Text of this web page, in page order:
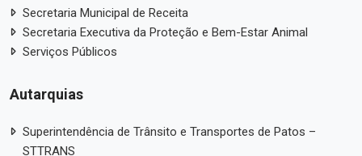
Secretaria Municipal de Receita
Secretaria Executiva da Proteção e Bem-Estar Animal
Serviços Públicos
Autarquias
Superintendência de Trânsito e Transportes de Patos –
STTRANS